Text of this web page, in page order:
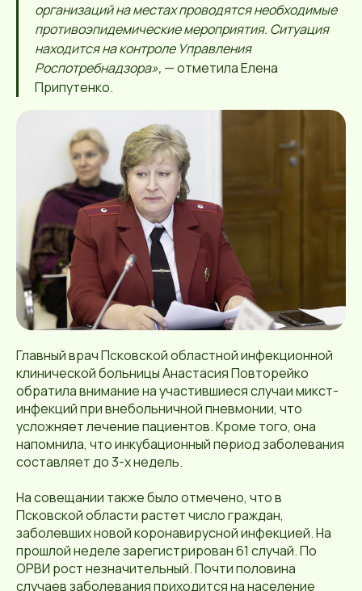
организаций на местах проводятся необходимые
противоэпидемические мероприятия. Ситуация
находится на контроле Управления
Роспотребнадзора», — отметила Елена
Припутенко.
Главный врач Псковской областной инфекционной
клинической больницы Анастасия Повторейко
обратила внимание на участившиеся случаи микст-
инфекций при внебольничной пневмонии, что
усложняет лечение пациентов. Кроме того, она
напомнила, что инкубационный период заболевания
составляет до 3-х недель.
На совещании также было отмечено, что в
Псковской области растет число граждан,
заболевших новой коронавирусной инфекцией. На
прошлой неделе зарегистрирован 61 случай. По
ОРВИ рост незначительный. Почти половина
случаев заболевания приходится на население